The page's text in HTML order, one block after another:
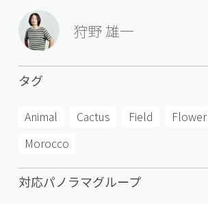
狩野 雄一
タグ
Animal Cactus Field Flower
Morocco
対応パノラマグループ